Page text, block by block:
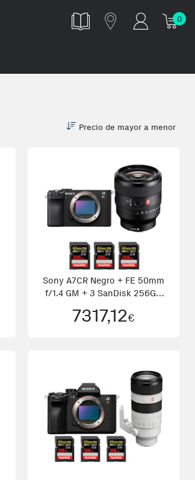
0
Precio de mayor a menor
Sony A7CR Negro + FE 50mm
f/1.4 GM + 3 SanDisk 256GB
7317,12€